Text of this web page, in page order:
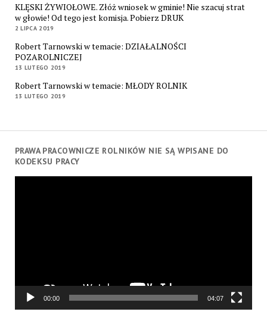
KLĘSKI ŻYWIOŁOWE. Złóż wniosek w gminie! Nie szacuj strat
w głowie! Od tego jest komisja. Pobierz DRUK
2 LIPCA 2019
Robert Tarnowski w temacie: DZIAŁALNOŚCI
POZAROLNICZEJ
13 LUTEGO 2019
Robert Tarnowski w temacie: MŁODY ROLNIK
13 LUTEGO 2019
PRAWA PRACOWNICZE ROLNIKÓW NIE SĄ WPISANE DO
KODEKSU PRACY
00:00 04:07